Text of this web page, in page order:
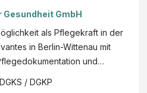
GmbH
als Pflegekraft in der
in Berlin-Wittenau mit
und…
DGKS / DGKP